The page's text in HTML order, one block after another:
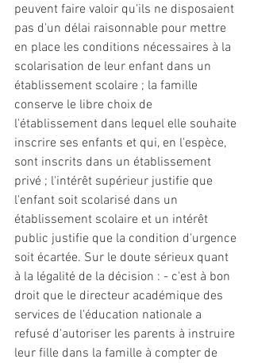
peuvent faire valoir qu'ils ne disposaient
pas d'un délai raisonnable pour mettre
en place les conditions nécessaires à la
scolarisation de leur enfant dans un
établissement scolaire ; la famille
conserve le libre choix de
l'établissement dans lequel elle souhaite
inscrire ses enfants et qui, en l'espèce,
sont inscrits dans un établissement
privé ; l'intérêt supérieur justifie que
l'enfant soit scolarisé dans un
établissement scolaire et un intérêt
public justifie que la condition d'urgence
soit écartée. Sur le doute sérieux quant
à la légalité de la décision : - c'est à bon
droit que le directeur académique des
services de l'éducation nationale a
refusé d'autoriser les parents à instruire
leur fille dans la famille à compter de